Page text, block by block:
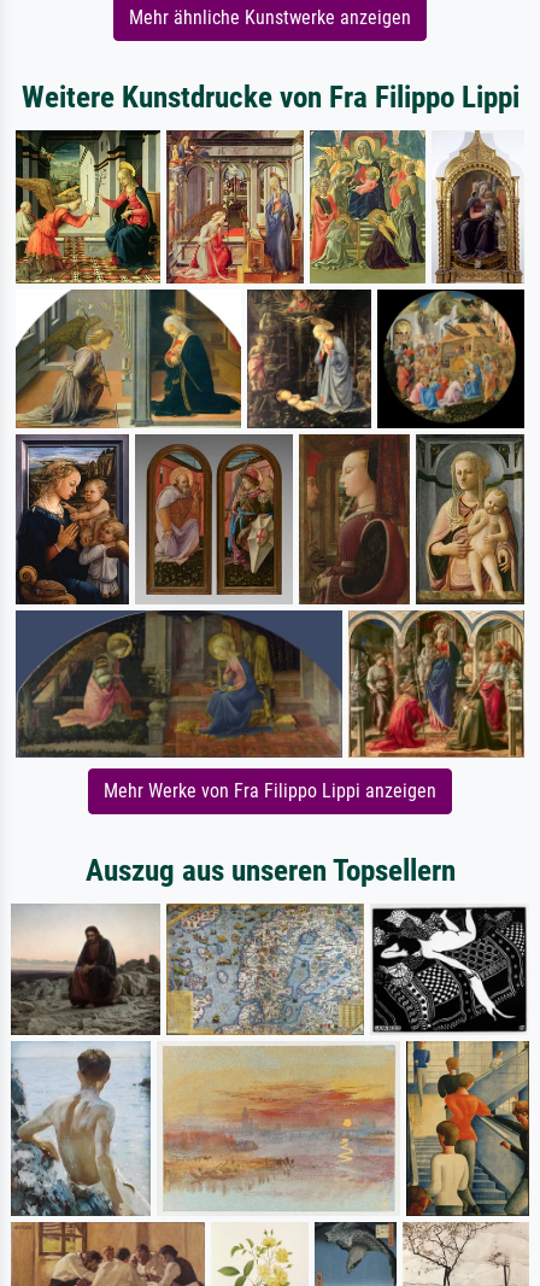
Mehr ähnliche Kunstwerke anzeigen
Weitere Kunstdrucke von Fra Filippo Lippi
Mehr Werke von Fra Filippo Lippi anzeigen
Auszug aus unseren Topsellern